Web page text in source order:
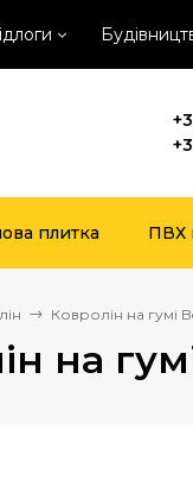
плитка ПВХ
Ковролін на гумі
на